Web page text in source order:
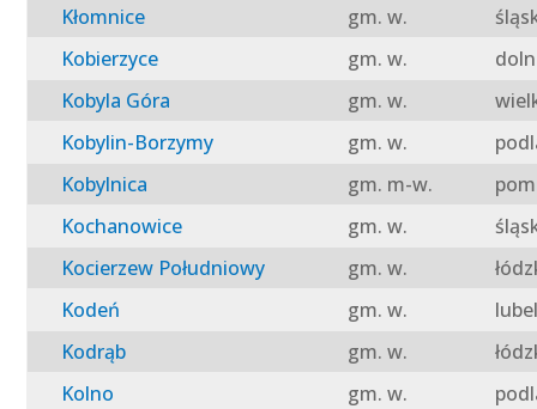
Kłomnice
gm. w.
Kobierzyce
gm. w.
Kobyla Góra
gm. w.
Kobylin-Borzymy
gm. w.
Kobylnica
gm. m-w.
Kochanowice
gm. w.
Kocierzew Południowy
gm. w.
Kodeń
gm. w.
Kodrąb
gm. w.
Kolno
gm. w.